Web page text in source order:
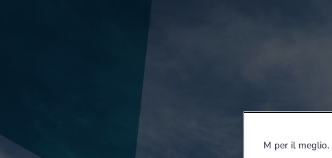
M per il meglio.